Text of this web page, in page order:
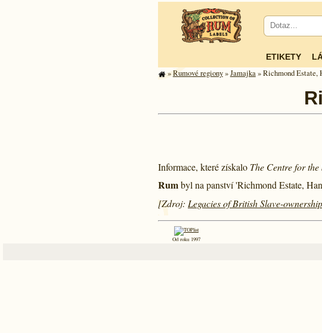
ETIKETY
»Rumové regiony»Jamajka» Richmond Estate,
Informace, které získalo The Centre for
Rumbyl na panství 'Richmond Estate,
[Zdroj: Legacies of British Slave-ownership
Od roku 1997